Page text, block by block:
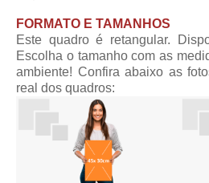
FORMATO E TAMANHOS
Este quadro é retangular.
Escolha o tamanho com as
ambiente! Confira abaixo as
real dos quadros: